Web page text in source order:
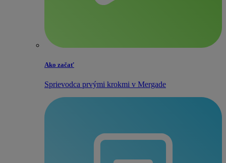
Ako začať
Sprievodca prvými krokmi v Mergade